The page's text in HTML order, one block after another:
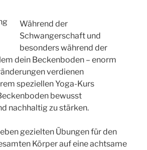
Während der
Schwangerschaft und
besonders während der
dein Beckenboden – enorm
verdienen
speziellen Yoga-Kurs
bewusst
nachhaltig zu stärken.
gezielten Übungen für den
Körper auf eine achtsame